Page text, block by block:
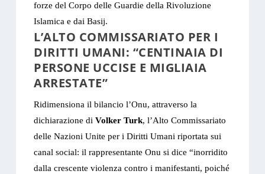
forze del Corpo delle Guardie della Rivoluzione
Islamica e dai Basij.
L’ALTO COMMISSARIATO PER I
DIRITTI UMANI: “CENTINAIA DI
PERSONE UCCISE E MIGLIAIA
ARRESTATE”
Ridimensiona il bilancio l’Onu, attraverso la
dichiarazione diVolker Turk, l’Alto Commissariato
delle Nazioni Unite per i Diritti Umani riportata sui
canal social: il rappresentante Onu si dice “inorridito
dalla crescente violenza contro i manifestanti, poiché